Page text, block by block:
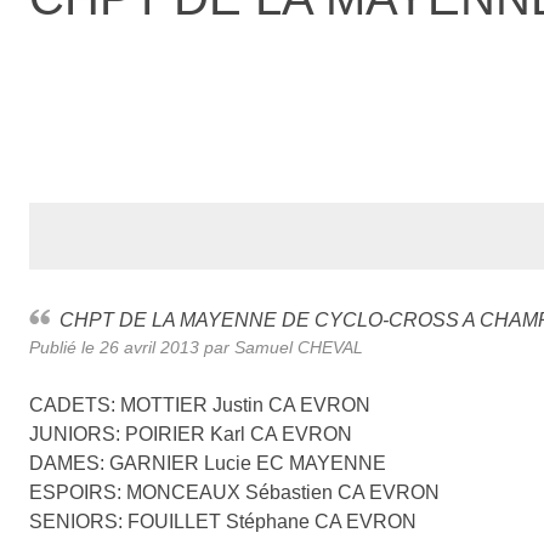
CHPT DE LA MAYENNE DE CYCLO-CROSS A
Publié le 26 avril 2013 par Samuel CHEVAL
CADETS: MOTTIER Justin CA EVRON
JUNIORS: POIRIER Karl CA EVRON
DAMES: GARNIER Lucie EC MAYENNE
ESPOIRS: MONCEAUX Sébastien CA EVRON
SENIORS: FOUILLET Stéphane CA EVRON